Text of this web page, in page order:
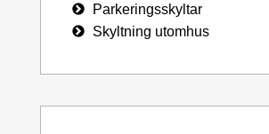
Parkeringsskyltar
Skyltning utomhus